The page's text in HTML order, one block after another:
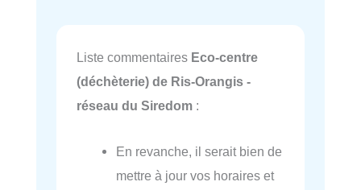
Liste commentaires Eco-centre
(déchèterie) de Ris-Orangis -
réseau du Siredom :
En revanche, il serait bien de
mettre à jour vos horaires et